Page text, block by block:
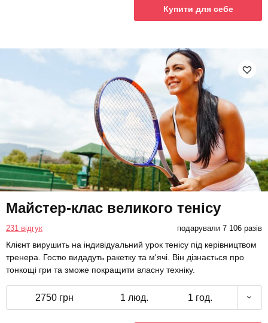
Купити для себе
Майстер-клас великого тенісу
231 відгук подарували 7 106 разів
Клієнт вирушить на індивідуальний урок тенісу під керівництвом
тренера. Гостю видадуть ракетку та м'ячі. Він дізнається про
тонкощі гри та зможе покращити власну техніку.
2750 грн 1 люд. 1 год.